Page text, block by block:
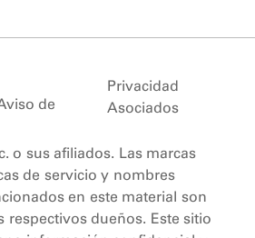
o sus afiliados. Las marcas
de servicio y nombres
en este material son
respectivos dueños. Este sitio
de
Privacidad
Asociados